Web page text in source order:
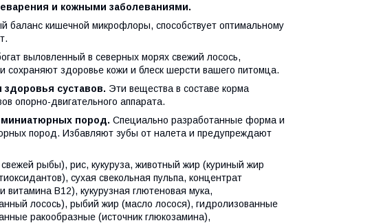
и кожными заболеваниями.
баланс кишечной микрофлоры, способствует оптимальному
выловленный в северных морях свежий лосось,
здоровье кожи и блеск шерсти вашего питомца.
суставов. Эти вещества в составе корма
опорно-двигательного аппарата.
миниатюрных пород. Специально разработанные форма и
пород. Избавляют зубы от налета и предупреждают
рыбы), рис, кукуруза, животный жир (куриный жир
сухая свекольная пульпа, концентрат
B12), кукурузная глютеновая мука,
лосось), рыбий жир (масло лосося), гидролизованные
ракообразные (источник глюкозамина),